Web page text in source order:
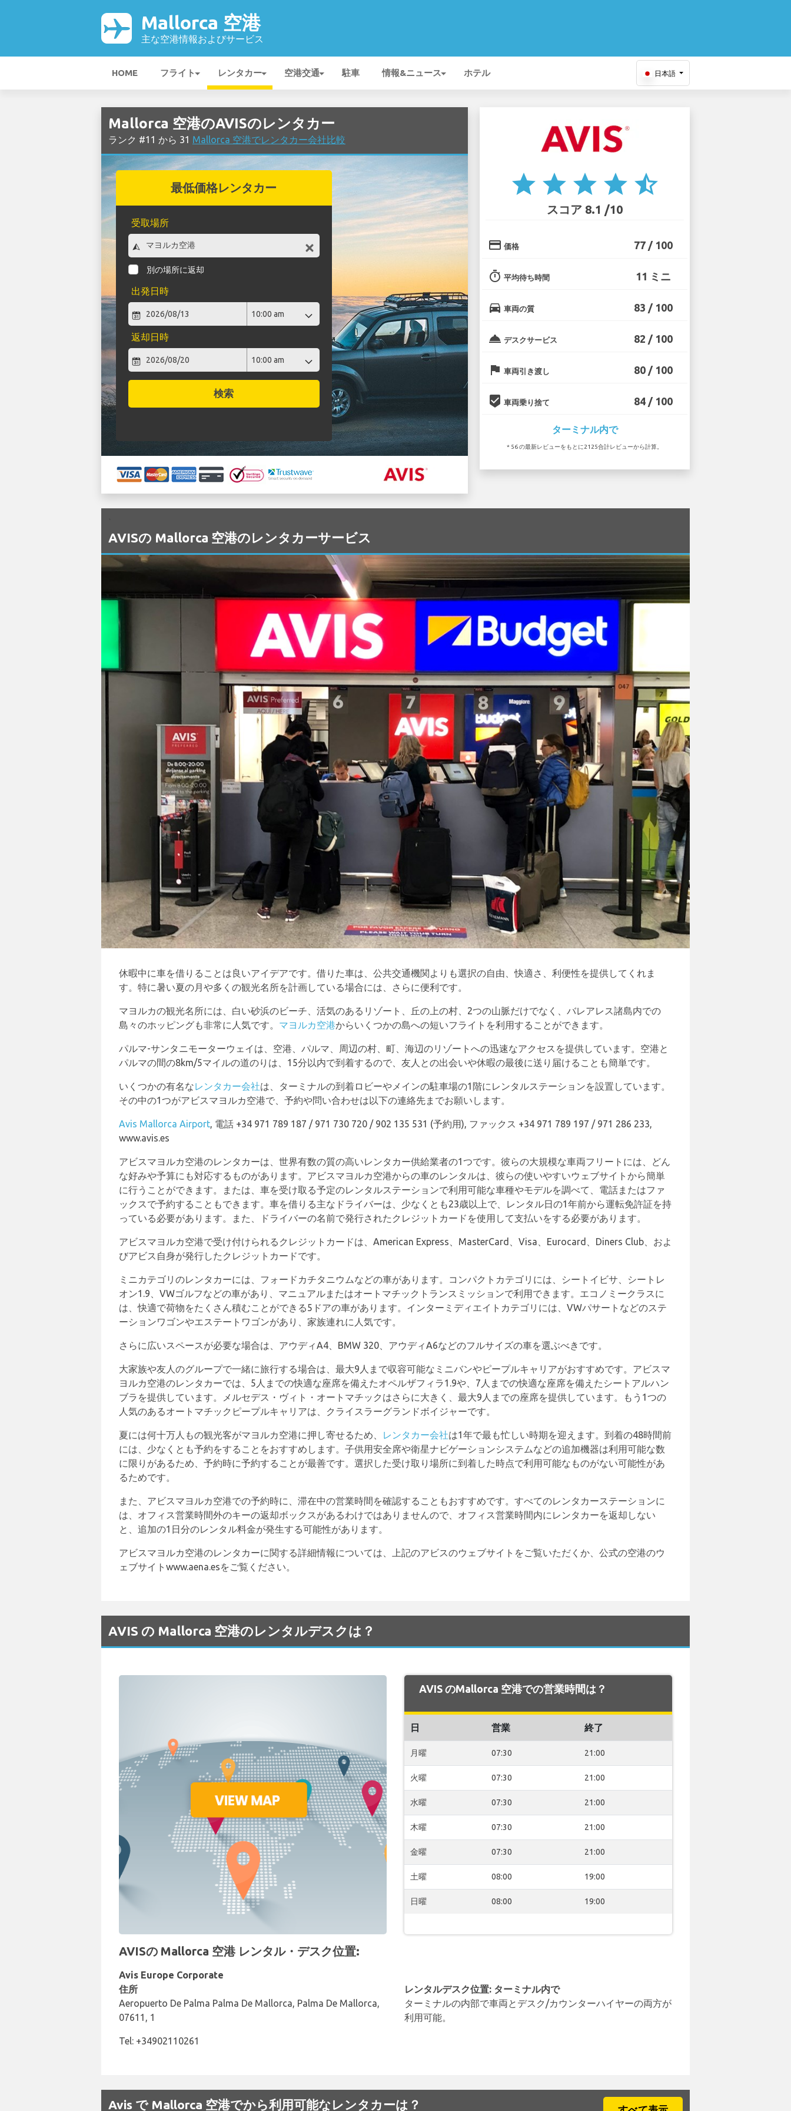
Mallorca 空港
主な空港情報およびサービス
HOME フライト レンタカー 空港交通 駐車 情報&ニュース ホテル 日本語
Mallorca 空港のAVISのレンタカー
ランク #11 から 31 Mallorca 空港でレンタカー会社比較
最低価格レンタカー
受取場所
別の場所に返却
出発日時
返却日時
検索
star star star star star_half
スコア 8.1 /10
credit_card 価格 77 / 100
timer 平均待ち時間 11 ミニ
directions_car 車両の質 83 / 100
room_service デスクサービス 82 / 100
flag 車両引き渡し 80 / 100
beenhere 車両乗り捨て 84 / 100
ターミナル内で
* 56 の最新レビューをもとに2125合計レビューから計算。
AVISの Mallorca 空港のレンタカーサービス
休暇中に車を借りることは良いアイデアです。借りた車は、公共交通機関よりも選択の自由、快適さ、利便性を提供してくれま
す。特に暑い夏の月や多くの観光名所を計画している場合には、さらに便利です。
マヨルカの観光名所には、白い砂浜のビーチ、活気のあるリゾート、丘の上の村、2つの山脈だけでなく、バレアレス諸島内での
島々のホッピングも非常に人気です。 マヨルカ空港からいくつかの島への短いフライトを利用することができます。
パルマ-サンタニモーターウェイは、空港、パルマ、周辺の村、町、海辺のリゾートへの迅速なアクセスを提供しています。空港と
パルマの間の8km/5マイルの道のりは、15分以内で到着するので、友人との出会いや休暇の最後に送り届けることも簡単です。
いくつかの有名なレンタカー会社は、ターミナルの到着ロビーやメインの駐車場の1階にレンタルステーションを設置しています。
その中の1つがアビスマヨルカ空港で、予約や問い合わせは以下の連絡先までお願いします。
Avis Mallorca Airport, 電話 +34 971 789 187 / 971 730 720 / 902 135 531 (予約用), ファックス +34 971 789 197 / 971 286 233,
www.avis.es
アビスマヨルカ空港のレンタカーは、世界有数の質の高いレンタカー供給業者の1つです。彼らの大規模な車両フリートには、どん
な好みや予算にも対応するものがあります。アビスマヨルカ空港からの車のレンタルは、彼らの使いやすいウェブサイトから簡単
に行うことができます。または、車を受け取る予定のレンタルステーションで利用可能な車種やモデルを調べて、電話またはファ
ックスで予約することもできます。車を借りる主なドライバーは、少なくとも23歳以上で、レンタル日の1年前から運転免許証を持
っている必要があります。また、ドライバーの名前で発行されたクレジットカードを使用して支払いをする必要があります。
アビスマヨルカ空港で受け付けられるクレジットカードは、American Express、MasterCard、Visa、Eurocard、Diners Club、およ
びアビス自身が発行したクレジットカードです。
ミニカテゴリのレンタカーには、フォードカチタニウムなどの車があります。コンパクトカテゴリには、シートイビサ、シートレ
オン1.9、VWゴルフなどの車があり、マニュアルまたはオートマチックトランスミッションで利用できます。エコノミークラスに
は、快適で荷物をたくさん積むことができる5ドアの車があります。インターミディエイトカテゴリには、VWパサートなどのステ
ーションワゴンやエステートワゴンがあり、家族連れに人気です。
さらに広いスペースが必要な場合は、アウディA4、BMW 320、アウディA6などのフルサイズの車を選ぶべきです。
大家族や友人のグループで一緒に旅行する場合は、最大9人まで収容可能なミニバンやピープルキャリアがおすすめです。アビスマ
ヨルカ空港のレンタカーでは、5人までの快適な座席を備えたオペルザフィラ1.9や、7人までの快適な座席を備えたシートアルハン
ブラを提供しています。メルセデス・ヴィト・オートマチックはさらに大きく、最大9人までの座席を提供しています。もう1つの
人気のあるオートマチックピープルキャリアは、クライスラーグランドボイジャーです。
夏には何十万人もの観光客がマヨルカ空港に押し寄せるため、 レンタカー会社は1年で最も忙しい時期を迎えます。到着の48時間前
には、少なくとも予約をすることをおすすめします。子供用安全席や衛星ナビゲーションシステムなどの追加機器は利用可能な数
に限りがあるため、予約時に予約することが最善です。選択した受け取り場所に到着した時点で利用可能なものがない可能性があ
るためです。
また、アビスマヨルカ空港での予約時に、滞在中の営業時間を確認することもおすすめです。すべてのレンタカーステーションに
は、オフィス営業時間外のキーの返却ボックスがあるわけではありませんので、オフィス営業時間内にレンタカーを返却しない
と、追加の1日分のレンタル料金が発生する可能性があります。
アビスマヨルカ空港のレンタカーに関する詳細情報については、上記のアビスのウェブサイトをご覧いただくか、公式の空港のウ
ェブサイトwww.aena.esをご覧ください。
AVIS の Mallorca 空港のレンタルデスクは？
AVIS のMallorca 空港での営業時間は？
日 営業 終了
月曜 07:30 21:00
火曜 07:30 21:00
水曜 07:30 21:00
木曜 07:30 21:00
金曜 07:30 21:00
土曜 08:00 19:00
日曜 08:00 19:00
AVISの Mallorca 空港 レンタル・デスク位置:
Avis Europe Corporate
住所
Aeropuerto De Palma Palma De Mallorca, Palma De Mallorca,
07611, 1
Tel: +34902110261
レンタルデスク位置: ターミナル内で
ターミナルの内部で車両とデスク/カウンターハイヤーの両方が
利用可能。
Avis で Mallorca 空港でから利用可能なレンタカーは？